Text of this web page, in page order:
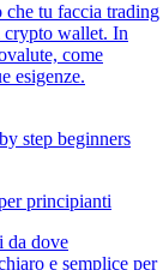
che tu faccia trading
crypto wallet. In
come
esigenze.
principianti
da dove
e semplice per